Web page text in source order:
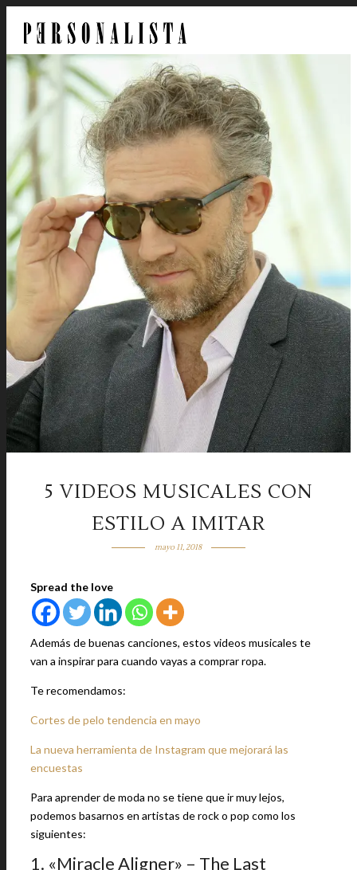
5 VIDEOS MUSICALES CON
ESTILO A IMITAR
mayo 11, 2018
Spread the love
Además de buenas canciones, estos videos musicales te
van a inspirar para cuando vayas a comprar ropa.
Te recomendamos:
Cortes de pelo tendencia en mayo
La nueva herramienta de Instagram que mejorará las
encuestas
Para aprender de moda no se tiene que ir muy lejos,
podemos basarnos en artistas de rock o pop como los
siguientes:
1. «Miracle Aligner» – The Last